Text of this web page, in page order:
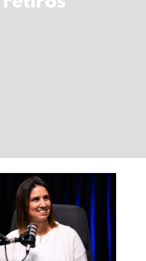
o corpo fala:
cancro e
integrativa
Diana Ferreira